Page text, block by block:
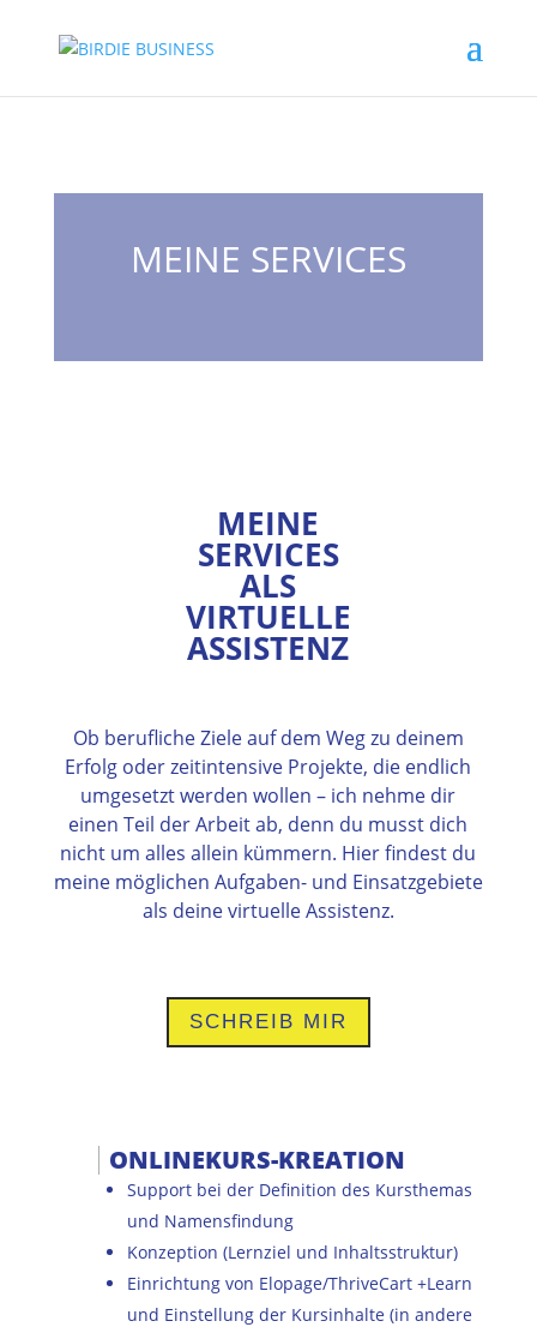
MEINE SERVICES
MEINE
SERVICES
ALS
VIRTUELLE
ASSISTENZ
Ob berufliche Ziele auf dem Weg zu deinem
Erfolg oder zeitintensive Projekte, die endlich
umgesetzt werden wollen – ich nehme dir
einen Teil der Arbeit ab, denn du musst dich
nicht um alles allein kümmern. Hier findest du
meine möglichen Aufgaben- und Einsatzgebiete
als deine virtuelle Assistenz.
SCHREIB MIR
ONLINEKURS-KREATION
Support bei der Definition des Kursthemas
und Namensfindung
Konzeption (Lernziel und Inhaltsstruktur)
Einrichtung von Elopage/ThriveCart +Learn
und Einstellung der Kursinhalte (in andere